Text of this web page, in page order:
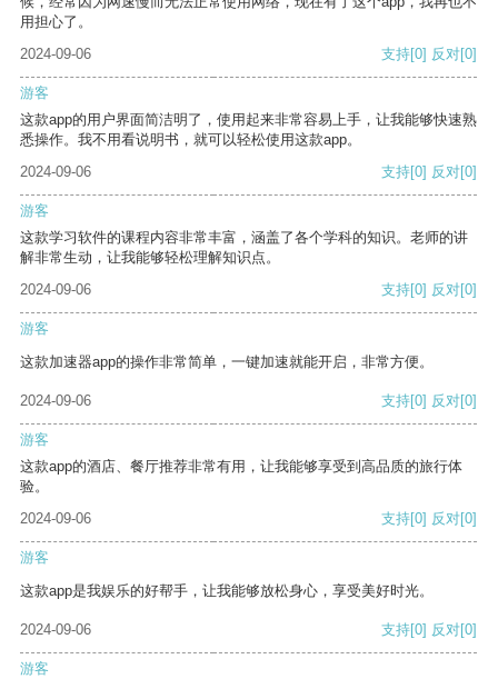
用担心了。
2024-09-06
支持[0] 反对[0]
游客
这款app的用户界面简洁明了，使用起来非常容易上手，让我能够快速熟
悉操作。我不用看说明书，就可以轻松使用这款app。
2024-09-06
支持[0] 反对[0]
游客
这款学习软件的课程内容非常丰富，涵盖了各个学科的知识。老师的讲
解非常生动，让我能够轻松理解知识点。
2024-09-06
支持[0] 反对[0]
游客
这款加速器app的操作非常简单，一键加速就能开启，非常方便。
2024-09-06 支持[0] 反对[0]
游客
这款app的酒店、餐厅推荐非常有用，让我能够享受到高品质的旅行体
验。
2024-09-06
支持[0] 反对[0]
游客
这款app是我娱乐的好帮手，让我能够放松身心，享受美好时光。
2024-09-06 支持[0] 反对[0]
游客